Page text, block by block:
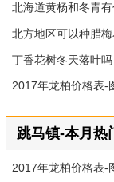
北海道黄杨和冬青
北方地区可以种腊梅
丁香花树冬天落叶吗
2017年龙柏价格表-
跳马镇-本月热
2017年龙柏价格表-